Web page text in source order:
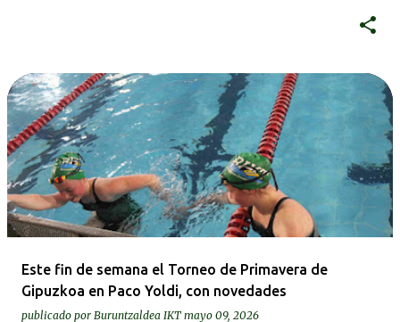
Este fin de semana el Torneo de Primavera de
Gipuzkoa en Paco Yoldi, con novedades
publicado por Buruntzaldea IKT mayo 09, 2026